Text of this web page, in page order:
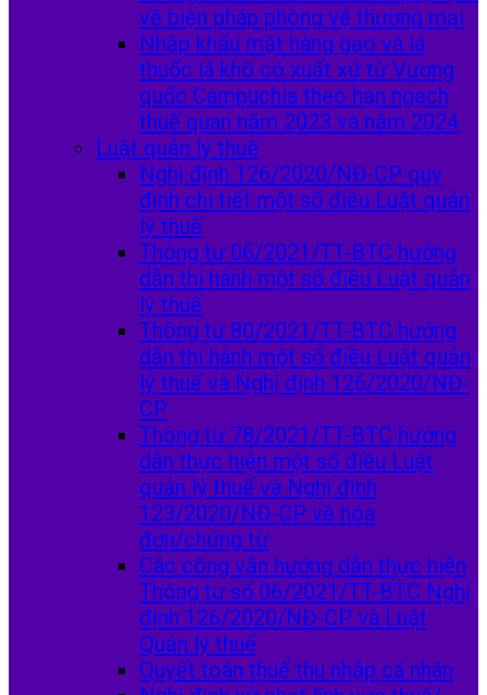
về biện pháp phòng vệ thương mại
Nhập khẩu mặt hàng gạo và lá
thuốc lá khô có xuất xứ từ Vương
quốc Campuchia theo hạn ngạch
thuế quan năm 2023 và năm 2024
Luật quản lý thuế
Nghị định 126/2020/NĐ-CP quy
định chi tiết một số điều Luật quản
lý thuế
Thông tư 06/2021/TT-BTC hướng
dẫn thi hành một số điều Luật quản
lý thuế
Thông tư 80/2021/TT-BTC hướng
dẫn thi hành một số điều Luật quản
lý thuế và Nghị định 126/2020/NĐ-
CP
Thông tư 78/2021/TT-BTC hướng
dẫn thực hiện một số điều Luật
quản lý thuế và Nghị định
123/2020/NĐ-CP về hóa
đơn/chứng từ
Các công văn hướng dẫn thực hiện
Thông tư số 06/2021/TT-BTC Nghị
định 126/2020/NĐ-CP và Luật
Quản lý thuế
Quyết toán thuế thu nhập cá nhân